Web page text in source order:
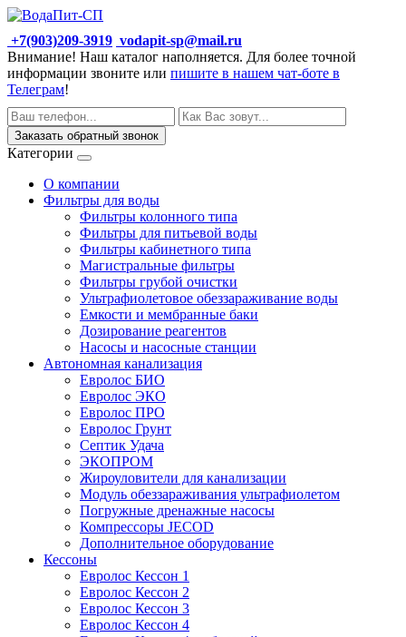
+7(903)209-3919 vodapit-sp@mail.ru
Внимание! Наш каталог наполняется. Для более точной
информации звоните или пишите в нашем чат-боте в
Телеграм!
Заказать обратный звонок
Категории
О компании
Фильтры для воды
Фильтры колонного типа
Фильтры для питьевой воды
Фильтры кабинетного типа
Магистральные фильтры
Фильтры грубой очистки
Ультрафиолетовое обеззараживание воды
Емкости и мембранные баки
Дозирование реагентов
Насосы и насосные станции
Автономная канализация
Евролос БИО
Евролос ЭКО
Евролос ПРО
Евролос Грунт
Септик Удача
ЭКОПРОМ
Жироуловители для канализации
Модуль обеззараживания ультрафиолетом
Погружные дренажные насосы
Компрессоры JECOD
Дополнительное оборудование
Кессоны
Евролос Кессон 1
Евролос Кессон 2
Евролос Кессон 3
Евролос Кессон 4